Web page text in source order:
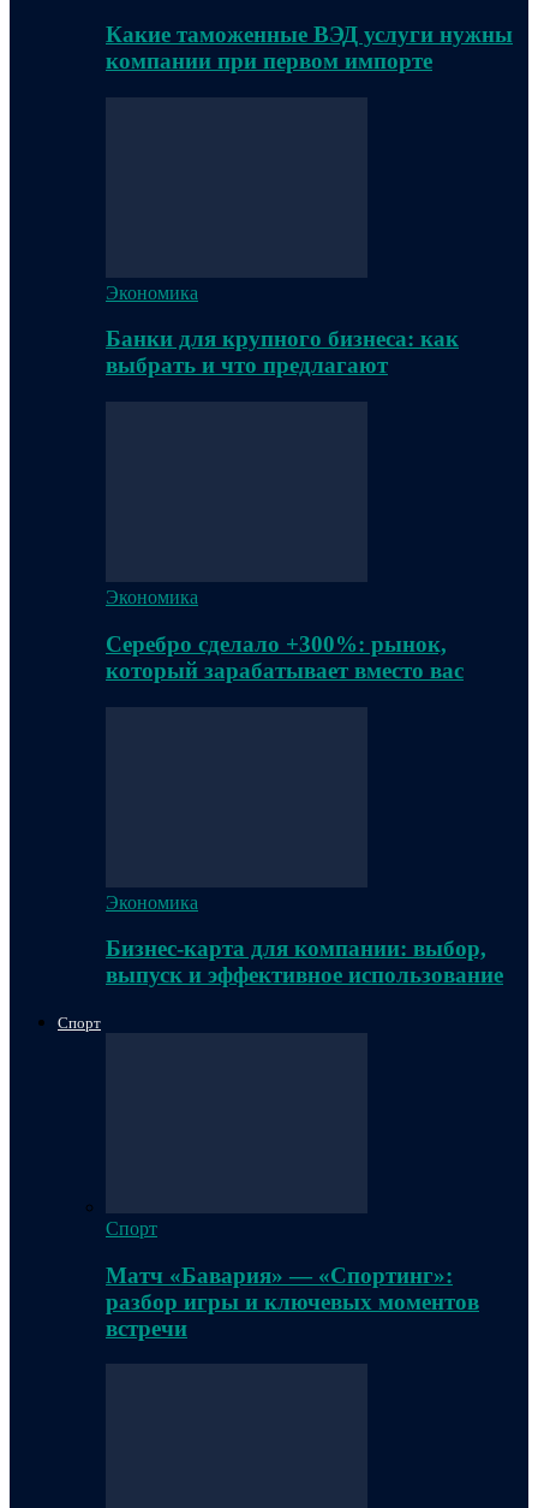
Какие таможенные ВЭД услуги нужны
компании при первом импорте
Экономика
Банки для крупного бизнеса: как
выбрать и что предлагают
Экономика
Серебро сделало +300%: рынок,
который зарабатывает вместо вас
Экономика
Бизнес-карта для компании: выбор,
выпуск и эффективное использование
Спорт
Спорт
Матч «Бавария» — «Спортинг»:
разбор игры и ключевых моментов
встречи